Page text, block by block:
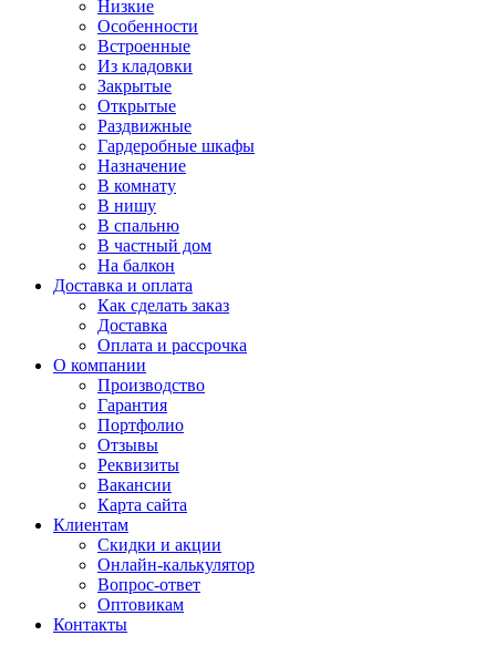
Низкие
Особенности
Встроенные
Из кладовки
Закрытые
Открытые
Раздвижные
Гардеробные шкафы
Назначение
В комнату
В нишу
В спальню
В частный дом
На балкон
Доставка и оплата
Как сделать заказ
Доставка
Оплата и рассрочка
О компании
Производство
Гарантия
Портфолио
Отзывы
Реквизиты
Вакансии
Карта сайта
Клиентам
Скидки и акции
Онлайн-калькулятор
Вопрос-ответ
Оптовикам
Контакты